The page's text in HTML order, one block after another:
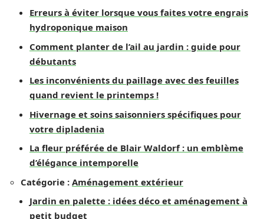
Erreurs à éviter lorsque vous faites votre engrais
hydroponique maison
Comment planter de l’ail au jardin : guide pour
débutants
Les inconvénients du paillage avec des feuilles
quand revient le printemps !
Hivernage et soins saisonniers spécifiques pour
votre dipladenia
La fleur préférée de Blair Waldorf : un emblème
d’élégance intemporelle
Catégorie : Aménagement extérieur
Jardin en palette : idées déco et aménagement à
petit budget